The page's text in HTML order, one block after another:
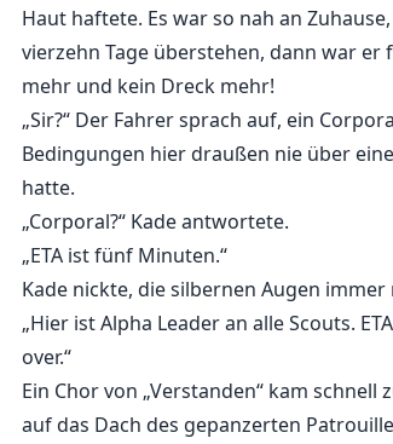
Haut haftete. Es war so nah an
vierzehn Tage überstehen, dann war er
mehr und kein Dreck mehr!
„Sir?“ Der Fahrer sprach auf, ein
Bedingungen hier draußen nie über
hatte.
„Corporal?“ Kade antwortete.
„ETA ist fünf Minuten.“
Kade nickte, die silbernen Augen
„Hier ist Alpha Leader an alle Scouts.
over.“
Ein Chor von „Verstanden“ kam
auf das Dach des gepanzerten